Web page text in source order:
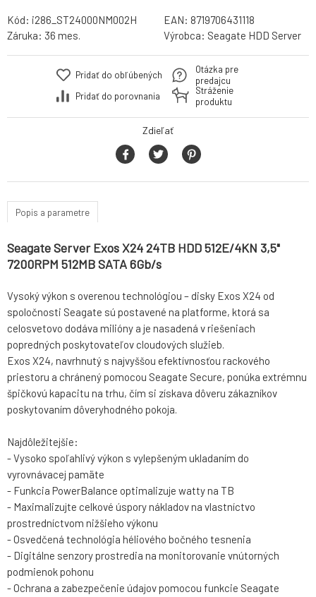
Kód: i286_ST24000NM002H EAN: 8719706431118
Záruka: 36 mes. Výrobca: Seagate HDD Server
Pridať do obľúbených
Pridať do porovnania
Otázka pre
predajcu
Stráženie
produktu
Zdieľať
Popis a parametre
Seagate Server Exos X24 24TB HDD 512E/4KN 3,5"
7200RPM 512MB SATA 6Gb/s
Vysoký výkon s overenou technológiou – disky Exos X24 od
spoločnosti Seagate sú postavené na platforme, ktorá sa
celosvetovo dodáva milióny a je nasadená v riešeniach
popredných poskytovateľov cloudových služieb.
Exos X24, navrhnutý s najvyššou efektívnosťou rackového
priestoru a chránený pomocou Seagate Secure, ponúka extrémnu
špičkovú kapacitu na trhu, čím si získava dôveru zákazníkov
poskytovaním dôveryhodného pokoja.
Najdôležitejšie:
- Vysoko spoľahlivý výkon s vylepšeným ukladaním do
vyrovnávacej pamäte
- Funkcia PowerBalance optimalizuje watty na TB
- Maximalizujte celkové úspory nákladov na vlastníctvo
prostredníctvom nižšieho výkonu
- Osvedčená technológia héliového bočného tesnenia
- Digitálne senzory prostredia na monitorovanie vnútorných
podmienok pohonu
- Ochrana a zabezpečenie údajov pomocou funkcie Seagate